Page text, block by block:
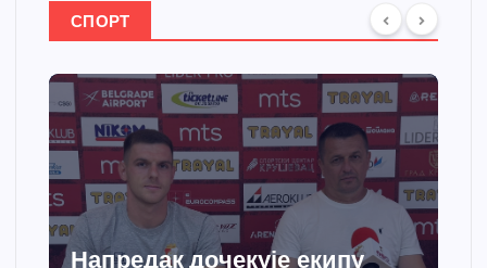
СПОРТ
Напредак дочекује екипу